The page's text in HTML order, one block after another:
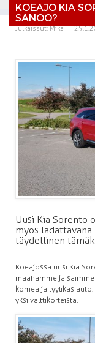
KOEAJO KIA
SANOO?
Julkaissut:Mika |
Uusi Kia Sorento
myös
täydellinen
Koeajossa uusi Kia
maahamme ja
komea ja tyylikäs
yksi valttikorteista.